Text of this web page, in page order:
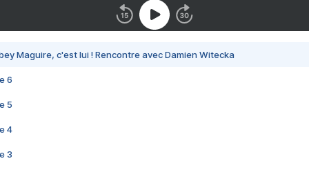
Maguire, c'est lui ! Rencontre avec Damien Witecka
6
5
4
3